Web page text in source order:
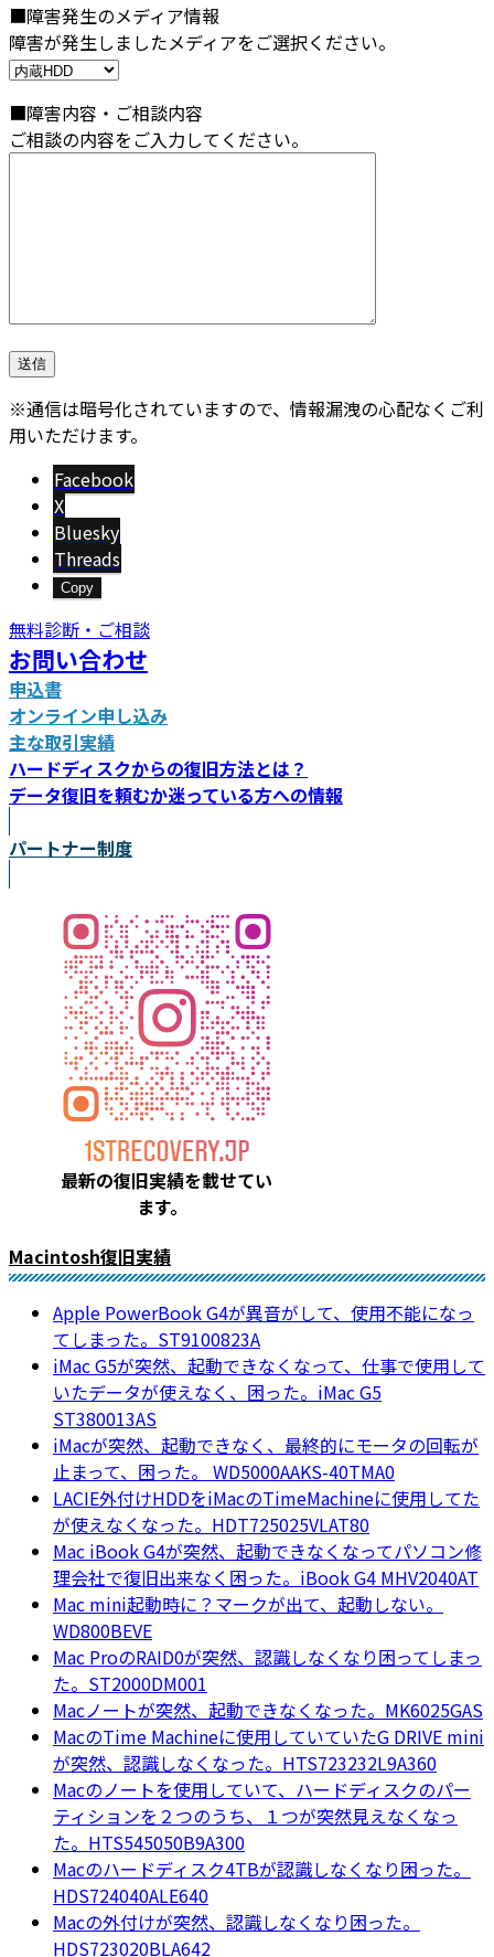
■障害発生のメディア情報
障害が発生しましたメディアをご選択ください。
■障害内容・ご相談内容
ご相談の内容をご入力してください。
※通信は暗号化されていますので、情報漏洩の心配なくご利
用いただけます。
Facebook
X
Bluesky
Threads
Copy
無料診断・ご相談
お問い合わせ
申込書
オンライン申し込み
主な取引実績
ハードディスクからの復旧方法とは？
データ復旧を頼むか迷っている方への情報
パートナー制度
最新の復旧実績を載せてい
ます。
Macintosh復旧実績
Apple PowerBook G4が異音がして、使用不能になっ
てしまった。ST9100823A
iMac G5が突然、起動できなくなって、仕事で使用して
いたデータが使えなく、困った。iMac G5
ST380013AS
iMacが突然、起動できなく、最終的にモータの回転が
止まって、困った。 WD5000AAKS-40TMA0
LACIE外付けHDDをiMacのTimeMachineに使用してた
が使えなくなった。HDT725025VLAT80
Mac iBook G4が突然、起動できなくなってパソコン修
理会社で復旧出来なく困った。iBook G4 MHV2040AT
Mac mini起動時に？マークが出て、起動しない。
WD800BEVE
Mac ProのRAID0が突然、認識しなくなり困ってしまっ
た。ST2000DM001
Macノートが突然、起動できなくなった。MK6025GAS
MacのTime Machineに使用していていたG DRIVE mini
が突然、認識しなくなった。HTS723232L9A360
Macのノートを使用していて、ハードディスクのパー
ティションを２つのうち、１つが突然見えなくなっ
た。HTS545050B9A300
Macのハードディスク4TBが認識しなくなり困った。
HDS724040ALE640
Macの外付けが突然、認識しなくなり困った。
HDS723020BLA642